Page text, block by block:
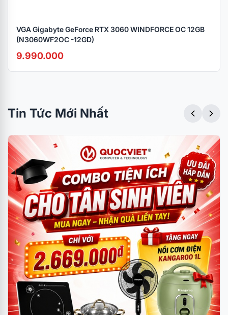
VGA Gigabyte GeForce RTX 3060 WINDFORCE OC 12GB
(N3060WF2OC -12GD)
9.990.000
Tin Tức Mới Nhất